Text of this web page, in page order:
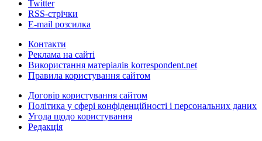
Twitter
RSS-стрічки
E-mail розсилка
Контакти
Реклама на сайті
Використання матеріалів korrespondent.net
Правила користування сайтом
Договір користування сайтом
Політика у сфері конфіденційності і персональних даних
Угода щодо користування
Редакція